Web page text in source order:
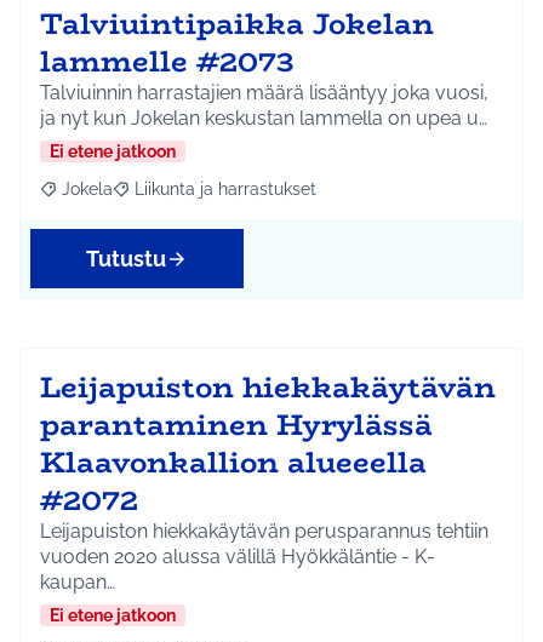
Talviuintipaikka Jokelan
lammelle #2073
Talviuinnin harrastajien määrä lisääntyy joka vuosi,
ja nyt kun Jokelan keskustan lammella on upea u…
Ei etene jatkoon
Rajaa tulokset aihepiirin mukaan: Jokela
Jokela Rajaa tulokset teeman mukaan: Liikunta ja
Liikunta ja harrastukset
Tutustu
Leijapuiston hiekkakäytävän
parantaminen Hyrylässä
Klaavonkallion alueeella
#2072
Leijapuiston hiekkakäytävän perusparannus tehtiin
vuoden 2020 alussa välillä Hyökkäläntie - K-
kaupan…
Ei etene jatkoon